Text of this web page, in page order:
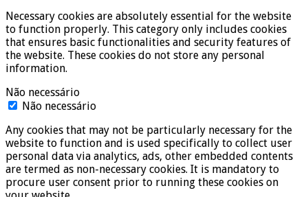
Necessary cookies are absolutely essential for the website
to function properly. This category only includes cookies
that ensures basic functionalities and security features of
the website. These cookies do not store any personal
information.
Não necessário
Não necessário
Any cookies that may not be particularly necessary for the
website to function and is used specifically to collect user
personal data via analytics, ads, other embedded contents
are termed as non-necessary cookies. It is mandatory to
procure user consent prior to running these cookies on